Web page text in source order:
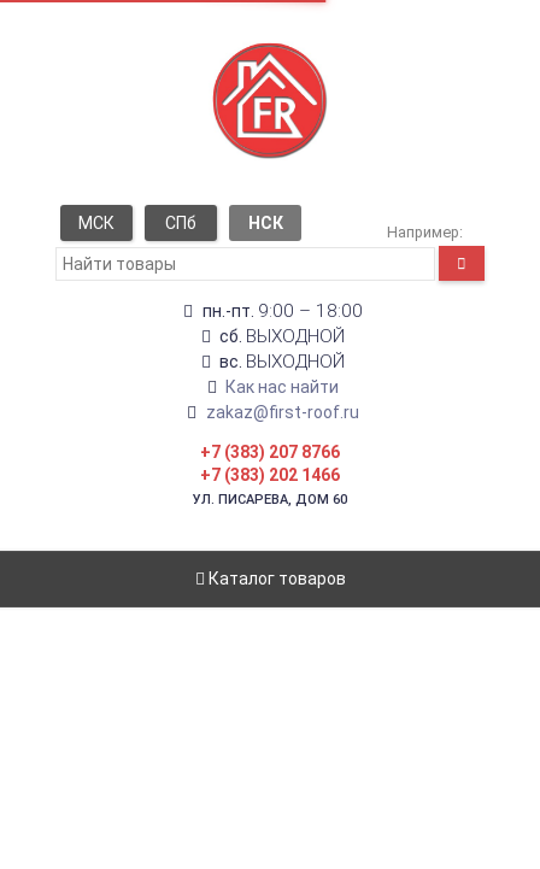
МСК СПб НСК Например:
пн.-пт. 9:00 – 18:00
сб. ВЫХОДНОЙ
вс. ВЫХОДНОЙ
Как нас найти
zakaz@first-roof.ru
+7 (383) 207 8766
+7 (383) 202 1466
УЛ. ПИСАРЕВА, ДОМ 60
Каталог товаров